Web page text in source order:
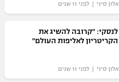
אלון סיני | לפני 11 שנים
לנסקי: "קרובה להשיג את
הקריטריון לאליפות העולם"
אלון סיני | לפני 11 שנים